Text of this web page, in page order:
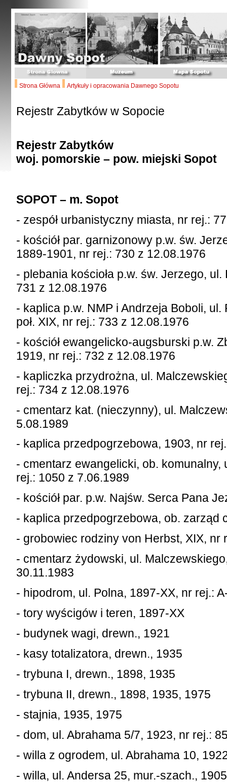
Strona Główna Artykuły i opracowania Dawnego Sopotu
Rejestr Zabytków w Sopocie
Rejestr Zabytków
woj. pomorskie – pow. miejski Sopot
SOPOT – m. Sopot
- zespół urbanistyczny miasta, nr rej.:
- kościół par. garnizonowy p.w. św.
1889-1901, nr rej.: 730 z 12.08.1976
- plebania kościoła p.w. św. Jerzego,
731 z 12.08.1976
- kaplica p.w. NMP i Andrzeja Boboli,
poł. XIX, nr rej.: 733 z 12.08.1976
- kościół ewangelicko-augsburski p.w.
1919, nr rej.: 732 z 12.08.1976
- kapliczka przydrożna, ul.
rej.: 734 z 12.08.1976
- cmentarz kat. (nieczynny), ul.
5.08.1989
- kaplica przedpogrzebowa, 1903, nr
- cmentarz ewangelicki, ob.
rej.: 1050 z 7.06.1989
- kościół par. p.w. Najśw. Serca Pana
- kaplica przedpogrzebowa, ob. zarząd
- grobowiec rodziny von Herbst, XIX, nr
- cmentarz żydowski, ul.
30.11.1983
- hipodrom, ul. Polna, 1897-XX, nr rej.:
- tory wyścigów i teren, 1897-XX
- budynek wagi, drewn., 1921
- kasy totalizatora, drewn., 1935
- trybuna I, drewn., 1898, 1935
- trybuna II, drewn., 1898, 1935, 1975
- stajnia, 1935, 1975
- dom, ul. Abrahama 5/7, 1923, nr rej.:
- willa z ogrodem, ul. Abrahama 10,
- willa, ul. Andersa 25, mur.-szach.,